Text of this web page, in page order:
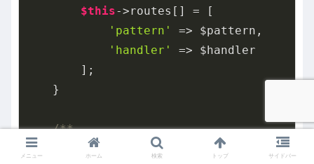
$this->routes[] = [
'pattern'
=> $pattern,
'handler'
=> $handler
        ];
    }
/**
     * URLをルーティング
メニュー ホーム 検索 トップ サイドバー